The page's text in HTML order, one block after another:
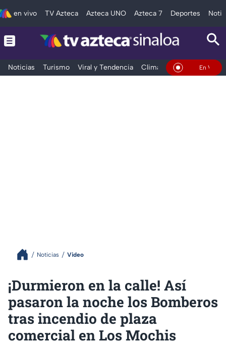
en vivo TV Azteca Azteca UNO Azteca 7 Deportes
Noticias Turismo Viral y Tendencia Clima DeportesEn Vivo
Noticias Video
¡Durmieron en la calle! Así
pasaron la noche los Bomberos
tras incendio de plaza
comercial en Los Mochis